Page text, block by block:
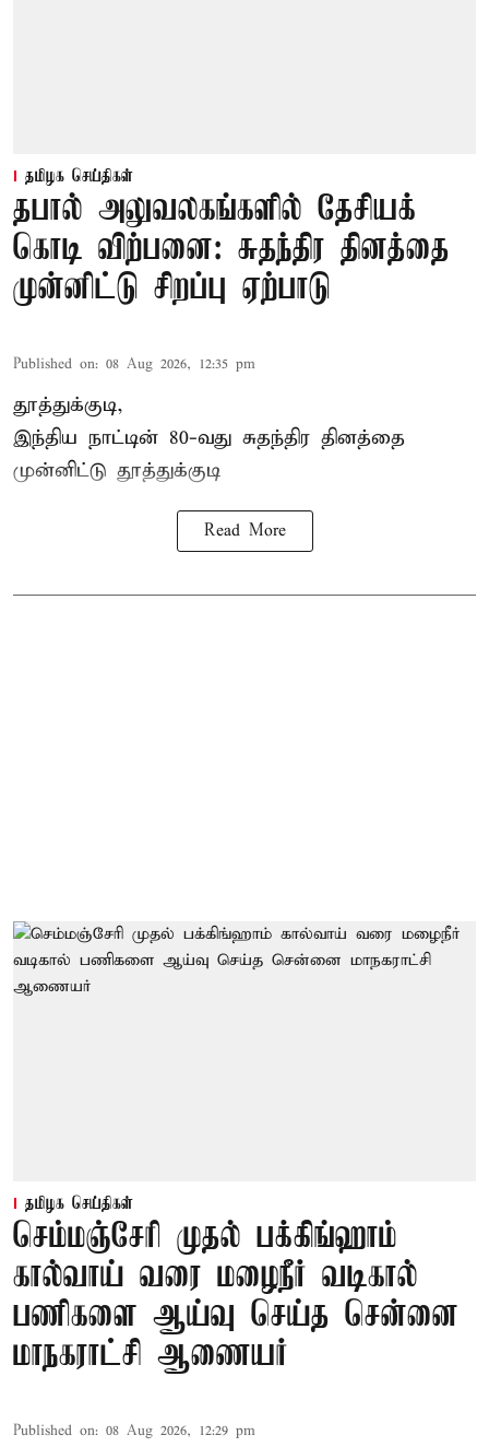
தமிழக செய்திகள்
தபால் அலுவலகங்களில் தேசியக்
கொடி விற்பனை: சுதந்திர தினத்தை
முன்னிட்டு சிறப்பு ஏற்பாடு
Published on: 08 Aug 2026, 12:35 pm
தூத்துக்குடி,
இந்திய நாட்டின் 80-வது சுதந்திர தினத்தை
முன்னிட்டு தூத்துக்குடி
Read More
தமிழக செய்திகள்
செம்மஞ்சேரி முதல் பக்கிங்ஹாம்
கால்வாய் வரை மழைநீர் வடிகால்
பணிகளை ஆய்வு செய்த சென்னை
மாநகராட்சி ஆணையர்
Published on: 08 Aug 2026, 12:29 pm